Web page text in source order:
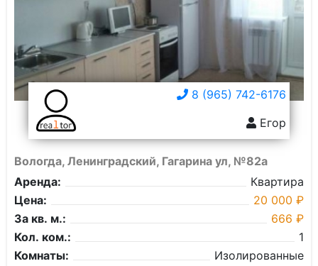
8 (965) 742-6176
Егор
Вологда, Ленинградский, Гагарина ул, №82а
Аренда:
Квартира
Цена:
20 000 ₽
За кв. м.:
666 ₽
Кол. ком.:
1
Комнаты:
Изолированные